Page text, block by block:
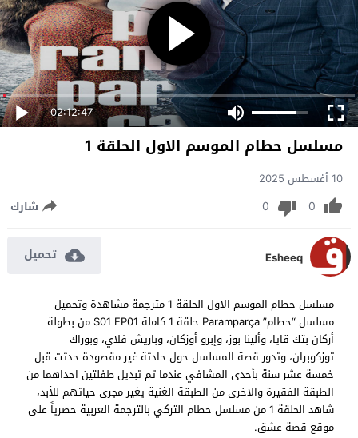
02:12:47
مسلسل حطام الموسم الاول الحلقة 1
10 أغسطس 2025
0
0 شارك
Esheeq تحميل
مسلسل حطام الموسم الاول الحلقة 1 مترجمة مشاهدة وتحميل
مسلسل “حطام” Paramparça حلقة 1 كاملة S01 EP01 من بطولة
أركان بتك قايا، وألينا بوز، وإبرو أوزكان، وباريش فلاي، وبوراك
توزكوبران، وتدور قصة المسلسل حول حادثة غير مقصودة حدثت قبل
خمسة عشر سنة بأحدى المشافي عندما تم تبديل طفلتين احداهما من
الطبقة الفقيرة والاخرى من الطبقة الغنية يغير مجرى حياتهم للأبد،
شاهد الحلقة 1 من مسلسل حطام التركي بالترجمة العربية حصرياً على
موقع قصة عشق.